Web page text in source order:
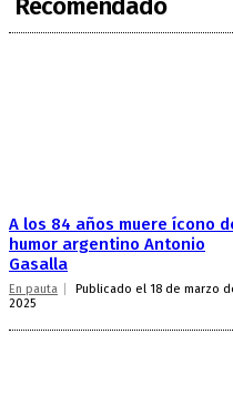
Recomendado
A los 84 años muere ícono
humor argentino Antonio
Gasalla
En pauta
Publicado el 18 de marzo
2025